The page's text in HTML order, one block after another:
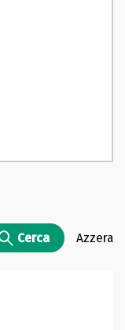
Cerca Azzera